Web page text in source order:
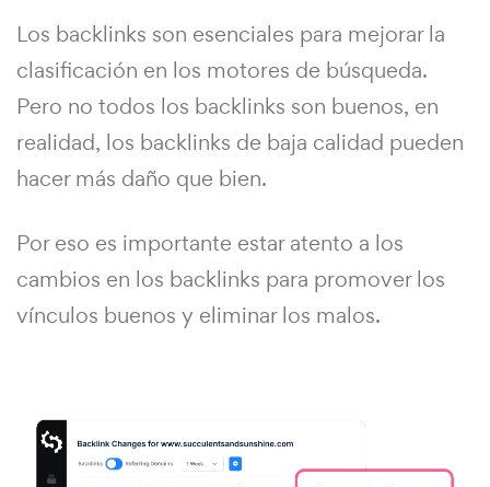
Los backlinks son esenciales para mejorar la
clasificación en los motores de búsqueda.
Pero no todos los backlinks son buenos, en
realidad, los backlinks de baja calidad pueden
hacer más daño que bien.
Por eso es importante estar atento a los
cambios en los backlinks para promover los
vínculos buenos y eliminar los malos.